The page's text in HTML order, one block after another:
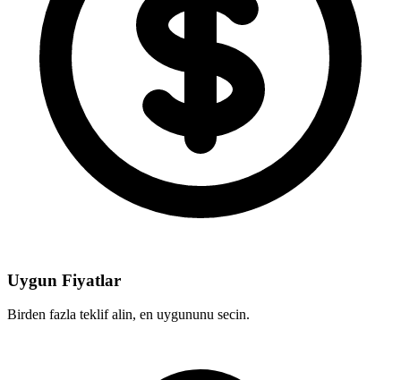
Uygun Fiyatlar
Birden fazla teklif alin, en uygununu secin.